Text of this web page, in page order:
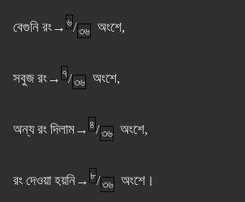
বেগুনি রং→ ৬/৩৬ অংশে,
সবুজ রং→ ৭/৩৬ অংশে,
অন্য রং দিলাম→ ৪/৩৬ অংশে,
রং দেওয়া হয়নি→ ৮/৩৬ অংশে।